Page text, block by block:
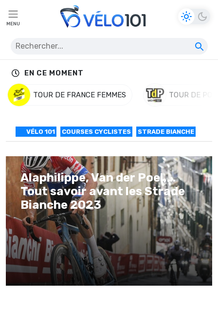
MENU
EN CE MOMENT
TOUR DE FRANCE FEMMES TOUR DE
VÉLO 101 COURSES CYCLISTES STRADE BIANCHE
Alaphilippe, Van der Poel,…
Tout savoir avant les Strade
Bianche 2023